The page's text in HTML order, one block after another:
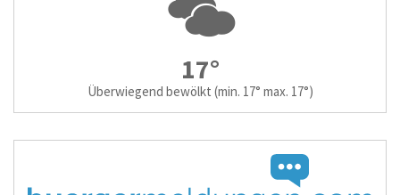
17°
Überwiegend bewölkt (min. 17° max. 17°)